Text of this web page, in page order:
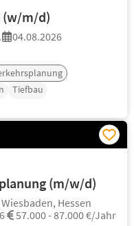
(w/m/d)
04.08.2026
Tiefbau
(m/w/d)
Wiesbaden, Hessen
57.000 - 87.000 €/Jahr